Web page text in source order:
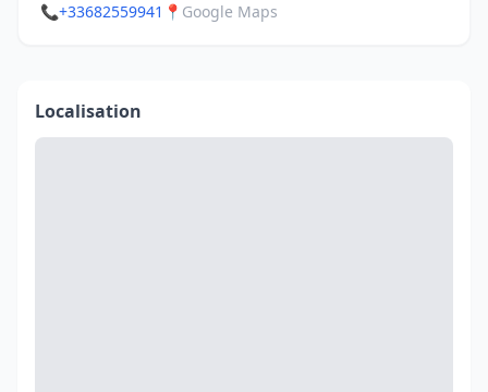
📞+33682559941 📍 Google Maps
Localisation